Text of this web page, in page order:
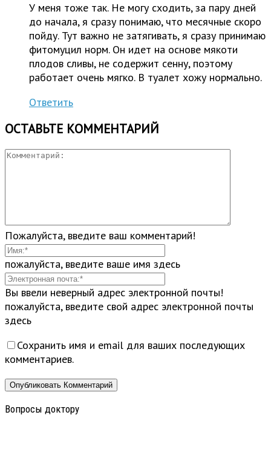
У меня тоже так. Не могу сходить, за пару дней
до начала, я сразу понимаю, что месячные скоро
пойду. Тут важно не затягивать, я сразу принимаю
фитомуцил норм. Он идет на основе мякоти
плодов сливы, не содержит сенну, поэтому
работает очень мягко. В туалет хожу нормально.
Ответить
ОСТАВЬТЕ КОММЕНТАРИЙ
Пожалуйста, введите ваш комментарий!
пожалуйста, введите ваше имя здесь
Вы ввели неверный адрес электронной почты!
пожалуйста, введите свой адрес электронной почты
здесь
Сохранить имя и email для ваших последующих
комментариев.
Вопросы доктору